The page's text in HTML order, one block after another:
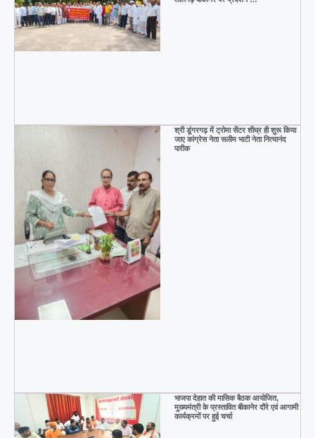
श्री डूंगरगढ़ में ट्रोमा सेंटर शीघ्र ही शुरू किया
जाए कांग्रेस नेता सलीम भाटी नेता नित्यानंद
पारीक
भाजपा देहात की मासिक बैठक आयोजित,
मुख्यमंत्री के प्रस्तावित बीकानेर दौरे एवं आगामी
कार्यक्रमों पर हुई चर्चा